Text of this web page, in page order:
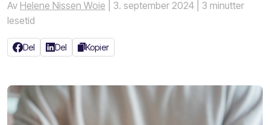
Av Helene Nissen Woie | 3. september 2024
| 3 minutter
lesetid
Del Del Kopier